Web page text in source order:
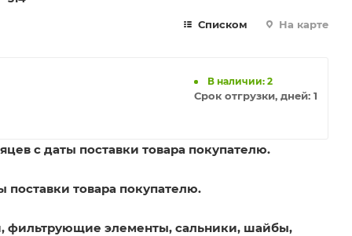
Списком На карте
В наличии: 2
Срок отгрузки, дней: 1
с даты поставки товара покупателю.
поставки товара покупателю.
фильтрующие элементы, сальники, шайбы,